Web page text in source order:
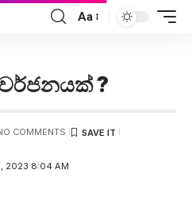
Aa
වර්ජනයක් ?
2023 8:04 AM
COMMENTS